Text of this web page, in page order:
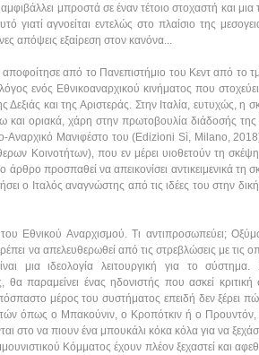
μπροστά σε έναν τέτοιο στοχαστή και μια
αγνοείται εντελώς στο πλαίσιο της
απόψεις εξαίρεση στον κανόνα...
από το Πανεπιστήμιο του Κεντ από το
ενός Εθνικοαναρχικού κινήματος που
και της Αριστεράς. Στην Ιταλία, ευτυχώς, η
και οριακά, χάρη στην πρωτοβουλία διάδοσής
Αναρχικό Μανιφέστο του (Edizioni Sì, Milano,
Κοινοτήτων), που εν μέρει υιοθετούν τη
προσπαθεί να απεικονίσει αντικειμενικά τη
ο Ιταλός αναγνώστης από τις ιδέες του στην
Εθνικού Αναρχισμού. Τι αντιπροσωπεύει;
να απελευθερωθεί από τις στρεβλώσεις με τις
μια ιδεολογία λειτουργική για το σύστημα.
θα παραμείνει ένας ηδονιστής που ασκεί κριτική
μέρος του συστήματος επειδή δεν ξέρει
όπως ο Μπακούνιν, ο Κροπότκιν ή ο
στο να πιουν ένα μπουκάλι κόκα κόλα για να
Κόμματος έχουν πλέον ξεχαστεί και